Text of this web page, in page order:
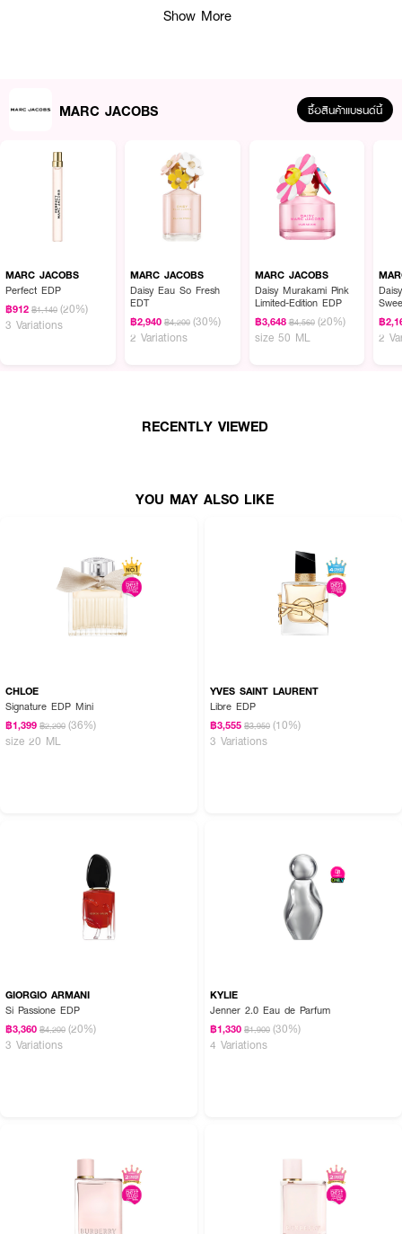
ฉีดน้ำหอมตามบริเวณจุดชีพจร เช่น ต้นคอ ข้อมือ ข้อพับแขน และสามารถเพิ่ม
ความหอมให้เสื้อผ้า พร้อมใช้ร่วมกับผลิตภัณฑ์อื่นๆ เพื่อกลิ่นที่ติดทนตลอดทั้งวัน
Show More
MARC JACOBS ซื้อสินค้าแบรนด์นี้
MARC JACOBS
Perfect EDP
฿912 ฿1,140 (20%)
3 Variations
MARC JACOBS
Daisy Eau So Fresh
EDT
฿2,940 ฿4,200 (30%)
2 Variations
MARC JACOBS
Daisy Murakami Pink
Limited-Edition EDP
฿3,648 ฿4,560 (20%)
size 50 ML
฿
2
RECENTLY VIEWED
YOU MAY ALSO LIKE
CHLOE
Signature EDP Mini
฿1,399 ฿2,200 (36%)
size 20 ML
YVES SAINT LAURENT
Libre EDP
฿3,555 ฿3,950 (10%)
3 Variations
GIORGIO ARMANI
Si Passione EDP
฿3,360 ฿4,200 (20%)
3 Variations
KYLIE
Jenner 2.0 Eau de Parfum
฿1,330 ฿1,900 (30%)
4 Variations